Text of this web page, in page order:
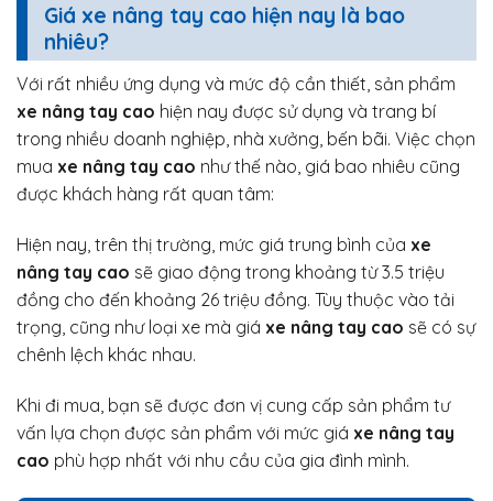
Giá xe nâng tay cao hiện nay là bao
nhiêu?
Với rất nhiều ứng dụng và mức độ cần thiết, sản phẩm
xe nâng tay cao hiện nay được sử dụng và trang bí
trong nhiều doanh nghiệp, nhà xưởng, bến bãi. Việc chọn
mua xe nâng tay cao như thế nào, giá bao nhiêu cũng
được khách hàng rất quan tâm:
Hiện nay, trên thị trường, mức giá trung bình của xe
nâng tay cao sẽ giao động trong khoảng từ 3.5 triệu
đồng cho đến khoảng 26 triệu đồng. Tùy thuộc vào tải
trọng, cũng như loại xe mà giá xe nâng tay cao sẽ có sự
chênh lệch khác nhau.
Khi đi mua, bạn sẽ được đơn vị cung cấp sản phẩm tư
vấn lựa chọn được sản phẩm với mức giá xe nâng tay
cao phù hợp nhất với nhu cầu của gia đình mình.